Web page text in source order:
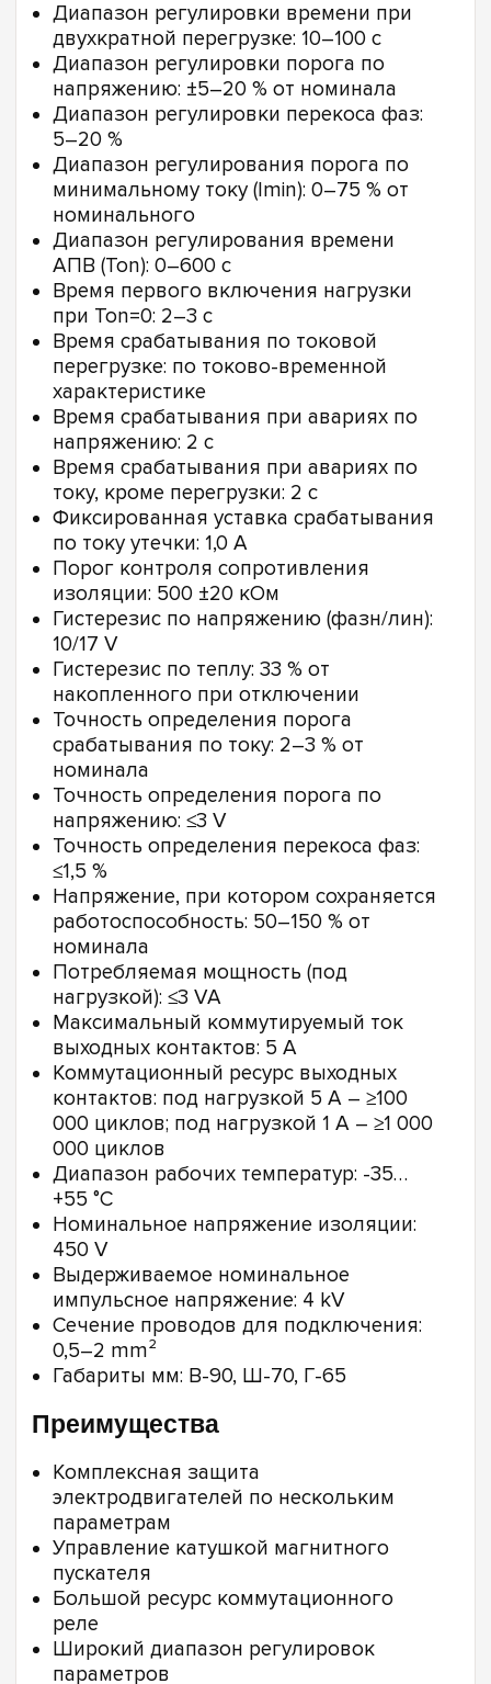
Диапазон регулировки времени при
двухкратной перегрузке: 10–100 с
Диапазон регулировки порога по
напряжению: ±5–20 % от номинала
Диапазон регулировки перекоса фаз:
5–20 %
Диапазон регулирования порога по
минимальному току (Imin): 0–75 % от
номинального
Диапазон регулирования времени
АПВ (Ton): 0–600 с
Время первого включения нагрузки
при Ton=0: 2–3 с
Время срабатывания по токовой
перегрузке: по токово-временной
характеристике
Время срабатывания при авариях по
напряжению: 2 с
Время срабатывания при авариях по
току, кроме перегрузки: 2 с
Фиксированная уставка срабатывания
по току утечки: 1,0 А
Порог контроля сопротивления
изоляции: 500 ±20 кОм
Гистерезис по напряжению (фазн/лин):
10/17 V
Гистерезис по теплу: 33 % от
накопленного при отключении
Точность определения порога
срабатывания по току: 2–3 % от
номинала
Точность определения порога по
напряжению: ≤3 V
Точность определения перекоса фаз:
≤1,5 %
Напряжение, при котором сохраняется
работоспособность: 50–150 % от
номинала
Потребляемая мощность (под
нагрузкой): ≤3 VA
Максимальный коммутируемый ток
выходных контактов: 5 А
Коммутационный ресурс выходных
контактов: под нагрузкой 5 А – ≥100
000 циклов; под нагрузкой 1 А – ≥1 000
000 циклов
Диапазон рабочих температур: -35…
+55 °C
Номинальное напряжение изоляции:
450 V
Выдерживаемое номинальное
импульсное напряжение: 4 kV
Сечение проводов для подключения:
0,5–2 mm²
Габариты мм: В-90, Ш-70, Г-65
Преимущества
Комплексная защита
электродвигателей по нескольким
параметрам
Управление катушкой магнитного
пускателя
Большой ресурс коммутационного
реле
Широкий диапазон регулировок
параметров